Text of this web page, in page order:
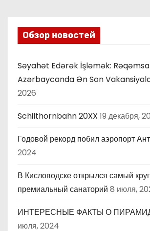
Обзор новостей
Səyahət Edərək İşləmək:
Azərbaycanda Ən Son
2026
Schilthornbahn 20XX 19 декабря,
Годовой рекорд побил аэропорт
2024
В Кисловодске открылся самый
премиальный санаторий 8 июля,
ИНТЕРЕСНЫЕ ФАКТЫ О
июля, 2024